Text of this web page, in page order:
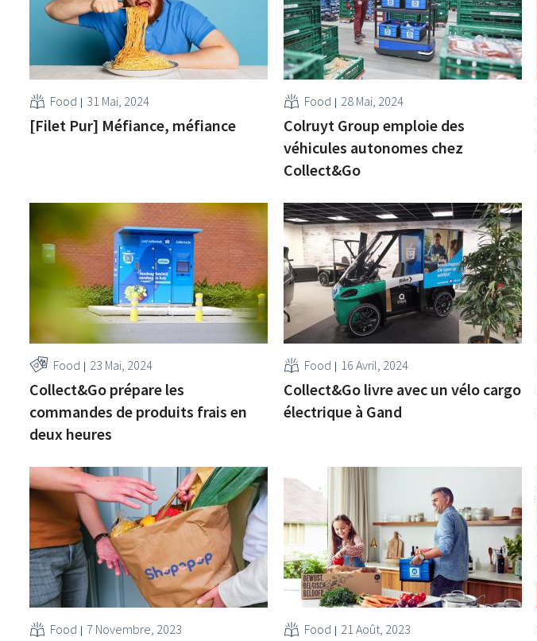
Food 31 Mai, 2024
[Filet Pur] Méfiance, méfiance
Food 28 Mai, 2024
Colruyt Group emploie des
véhicules autonomes chez
Collect&Go
Food 23 Mai, 2024
Collect&Go prépare les
commandes de produits frais en
deux heures
Food 16 Avril, 2024
Collect&Go livre avec un vélo cargo
électrique à Gand
Food 7 Novembre, 2023 Food 21 Août, 2023